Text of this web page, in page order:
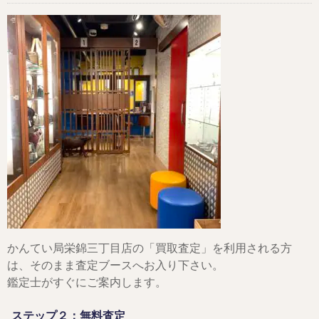
かんてい局栄錦三丁目店の「買取査定」を利用される方
は、そのまま査定ブースへお入り下さい。
鑑定士がすぐにご案内します。
ステップ２：無料査定